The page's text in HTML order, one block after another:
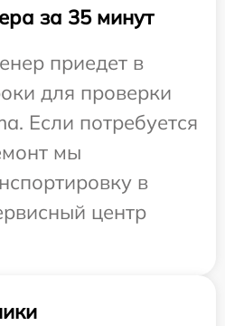
за 35 минут
приедет в
для проверки
Если потребуется
мы
в
центр